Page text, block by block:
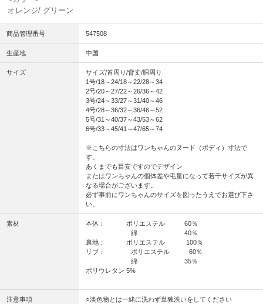
オレンジ/ グリーン
商品管理番号 547508
生産地 中国
サイズ
サイズ/首周り/背丈/胴周り
1号/18～24/18～22/28～34
2号/20～27/22～26/36～42
3号/24～33/27～31/40～46
4号/28～36/32～36/46～52
5号/31～40/37～43/53～62
6号/33～45/41～47/65～74
※こちらの寸法はワンちゃんのヌード（ボディ）寸法で
す。
あくまでも目安ですのでデザイン
またはワンちゃんの個体差や毛量になって若干サイズが異
なる場合がございます。
必ず事前にワンちゃんのサイズを図ったうえでお選び下さ
い。
素材
本体： ポリエステル 60％
綿 40％
裏地： ポリエステル 100％
リブ： ポリエステル 60％
綿 35％
ポリウレタン 5%
注意事項
○淡色物とは一緒に洗わず単独洗いをしてください